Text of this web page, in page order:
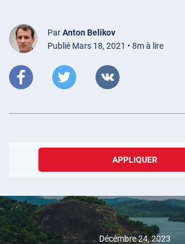
ParAnton Belikov
Publié Mars 18, 2021 • 8m à lire
APPLIQUER
Décembre 24, 2023